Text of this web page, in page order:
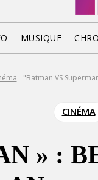
MUSIQUE
"Batman VS
CINÉMA
» :